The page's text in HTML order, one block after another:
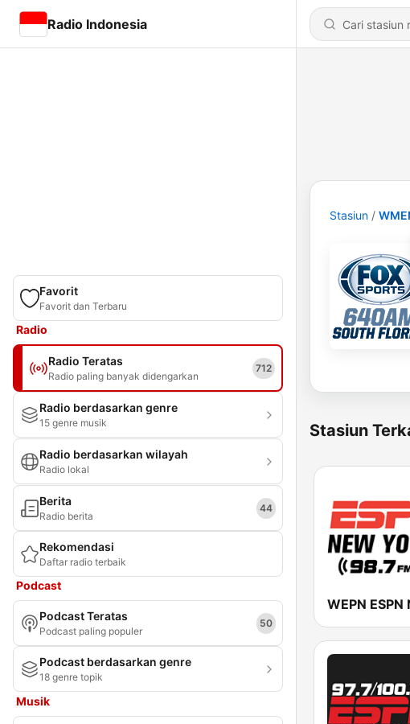
Radio Indonesia
Favorit
Favorit dan Terbaru
Radio
Radio Teratas
Radio paling banyak didengarkan
712
Radio berdasarkan genre
15 genre musik
Radio berdasarkan wilayah
Radio lokal
Berita
Radio berita
44
Rekomendasi
Daftar radio terbaik
Podcast
Podcast Teratas
Podcast paling populer
50
Podcast berdasarkan genre
18 genre topik
Musik
Stasiun
Stasiun